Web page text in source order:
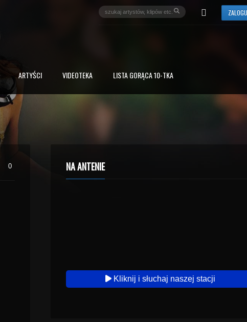
ARTYŚCI VIDEOTEKA LISTA GORĄCA 10-TKA
0 NA ANTENIE
Kliknij i słuchaj naszej stacji